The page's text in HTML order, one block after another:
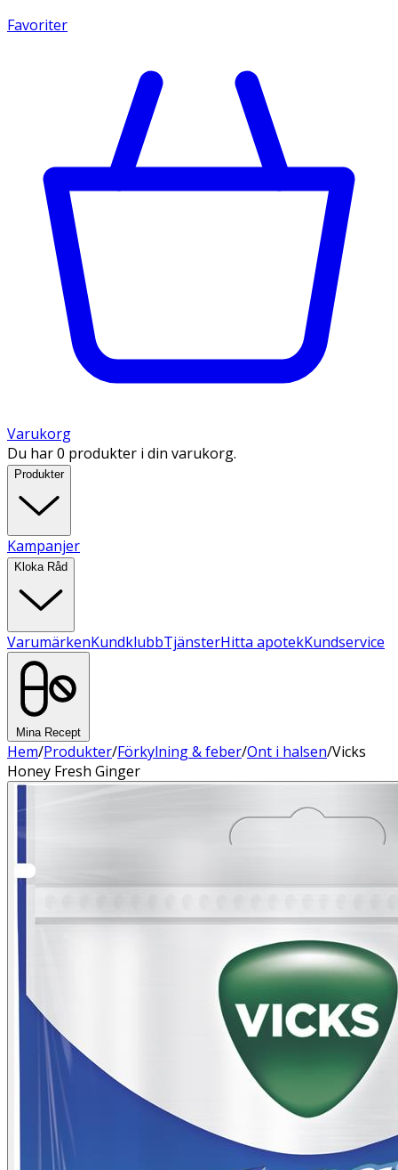
Favoriter
Varukorg
Du har 0 produkter i din varukorg.
Produkter
Kampanjer
Kloka Råd
VarumärkenKundklubbTjänsterHitta apotekKundservice
Mina Recept
Hem/Produkter/Förkylning & feber/Ont i halsen/Vicks
Honey Fresh Ginger